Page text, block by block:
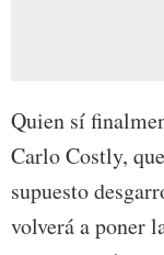
Quien sí
Carlo Costly,
supuesto
volverá a poner